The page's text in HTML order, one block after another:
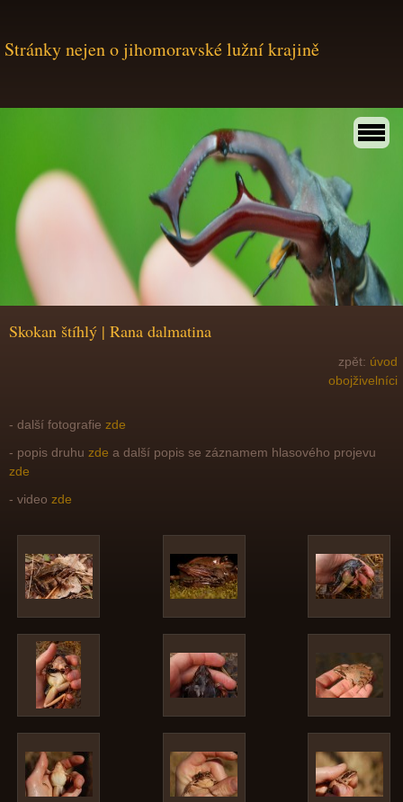
Stránky nejen o jihomoravské lužní krajině
Skokan štíhlý | Rana dalmatina
zpět: úvod
obojživelníci
- další fotografie zde
- popis druhu zde a další popis se záznamem hlasového projevu
zde
- video zde